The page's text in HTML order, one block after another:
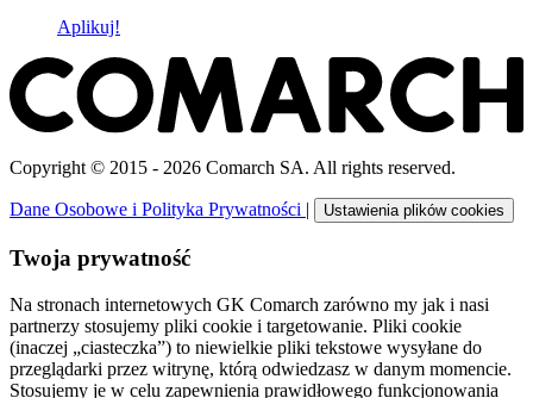
Aplikuj!
Copyright © 2015 - 2026 Comarch SA. All rights reserved.
Dane Osobowe i Polityka Prywatności | Ustawienia plików cookies
Twoja prywatność
Na stronach internetowych GK Comarch zarówno my jak i nasi
partnerzy stosujemy pliki cookie i targetowanie. Pliki cookie
(inaczej „ciasteczka”) to niewielkie pliki tekstowe wysyłane do
przeglądarki przez witrynę, którą odwiedzasz w danym momencie.
Stosujemy je w celu zapewnienia prawidłowego funkcjonowania